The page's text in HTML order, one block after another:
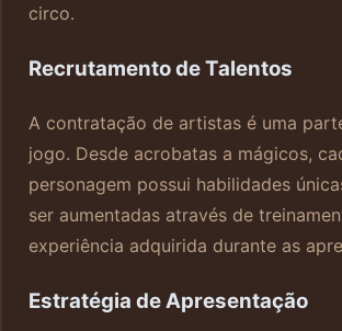
circo.
Recrutamento de Talentos
A contratação de artistas é uma
jogo. Desde acrobatas a mágicos,
personagem possui habilidades
ser aumentadas através de
experiência adquirida durante as
Estratégia de Apresentação